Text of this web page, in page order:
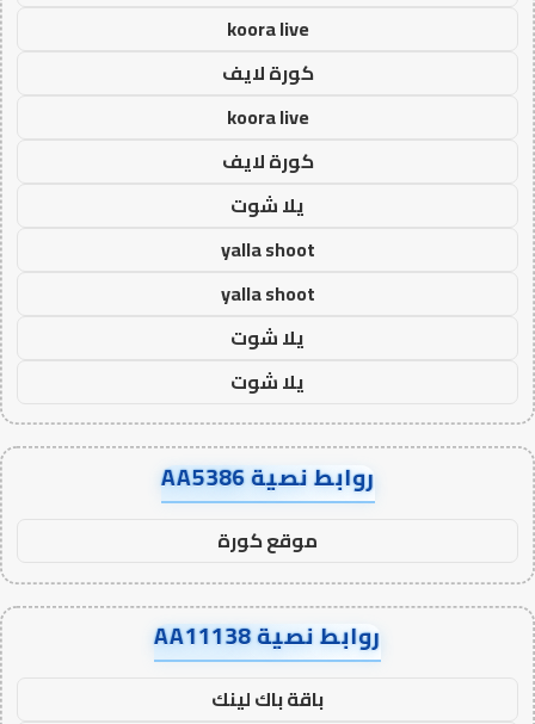
koora live
كورة لايف
koora live
كورة لايف
يلا شوت
yalla shoot
yalla shoot
يلا شوت
يلا شوت
روابط نصية AA5386
موقع كورة
روابط نصية AA11138
باقة باك لينك